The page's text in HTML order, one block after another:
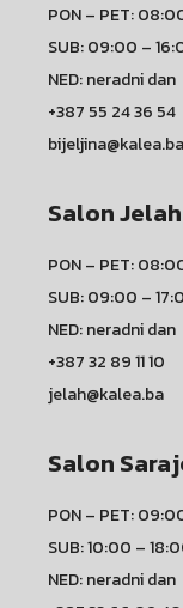
PON – PET:
SUB: 09:00 –
NED: neradni dan
+387 55 24 36 54
bijeljina@kalea.ba
Salon Jelah
PON – PET:
SUB: 09:00 –
NED: neradni dan
+387 32 89 11 10
jelah@kalea.ba
Salon
PON – PET:
SUB: 10:00 –
NED: neradni dan